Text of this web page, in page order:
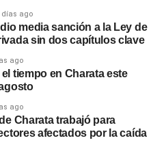
días ago
media sanción a la Ley de
sin dos capítulos clave
ago
tiempo en Charata este
ago
Charata trabajó para
afectados por la caída